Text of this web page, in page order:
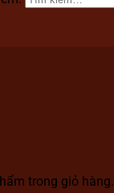
trong giỏ hàng.